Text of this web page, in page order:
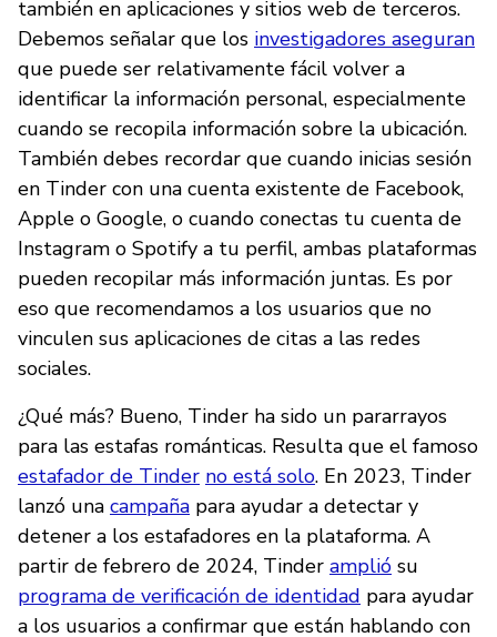
también en aplicaciones y sitios web de terceros.
Debemos señalar que los investigadores aseguran
que puede ser relativamente fácil volver a
identificar la información personal, especialmente
cuando se recopila información sobre la ubicación.
También debes recordar que cuando inicias sesión
en Tinder con una cuenta existente de Facebook,
Apple o Google, o cuando conectas tu cuenta de
Instagram o Spotify a tu perfil, ambas plataformas
pueden recopilar más información juntas. Es por
eso que recomendamos a los usuarios que no
vinculen sus aplicaciones de citas a las redes
sociales.
¿Qué más? Bueno, Tinder ha sido un pararrayos
para las estafas románticas. Resulta que el famoso
estafador de Tinder no está solo. En 2023, Tinder
lanzó una campaña para ayudar a detectar y
detener a los estafadores en la plataforma. A
partir de febrero de 2024, Tinder amplió su
programa de verificación de identidad para ayudar
a los usuarios a confirmar que están hablando con